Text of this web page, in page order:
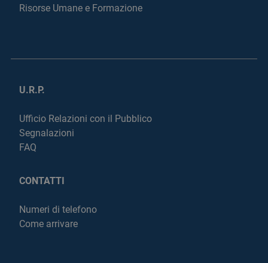
Risorse Umane e Formazione
U.R.P.
Ufficio Relazioni con il Pubblico
Segnalazioni
FAQ
CONTATTI
Numeri di telefono
Come arrivare